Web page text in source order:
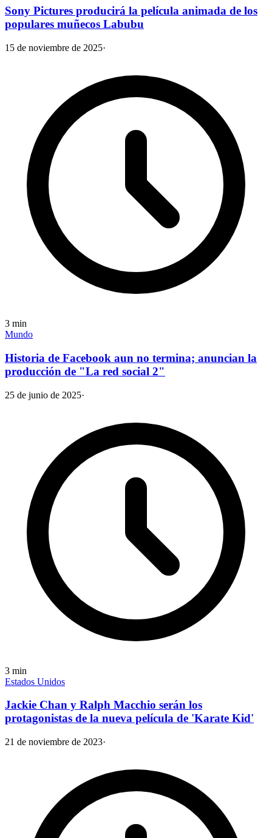
Sony Pictures producirá la película animada de los
populares muñecos Labubu
15 de noviembre de 2025·
3 min
Mundo
Historia de Facebook aun no termina; anuncian la
producción de "La red social 2"
25 de junio de 2025·
3 min
Estados Unidos
Jackie Chan y Ralph Macchio serán los
protagonistas de la nueva película de 'Karate Kid'
21 de noviembre de 2023·